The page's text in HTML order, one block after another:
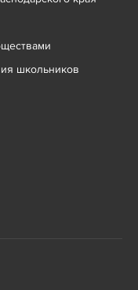
школьников